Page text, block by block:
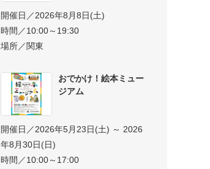
開催日／2026年8月8日(土)
時間／10:00～19:30
場所／関東
おでかけ！絵本ミュー
ジアム
開催日／2026年5月23日(土) ～ 2026
年8月30日(日)
時間／10:00～17:00